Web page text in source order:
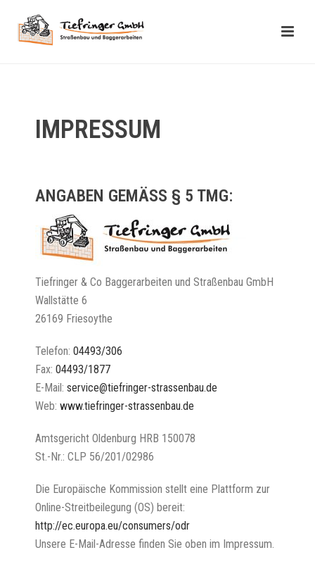
IMPRESSUM
ANGABEN GEMÄSS § 5 TMG:
Tiefringer & Co Baggerarbeiten und Straßenbau GmbH
Wallstätte 6
26169 Friesoythe
Telefon: 04493/306
Fax: 04493/1877
E-Mail: service@tiefringer-strassenbau.de
Web: www.tiefringer-strassenbau.de
Amtsgericht Oldenburg HRB 150078
St.-Nr.: CLP 56/201/02986
Die Europäische Kommission stellt eine Plattform zur
Online-Streitbeilegung (OS) bereit:
http://ec.europa.eu/consumers/odr
Unsere E-Mail-Adresse finden Sie oben im Impressum.